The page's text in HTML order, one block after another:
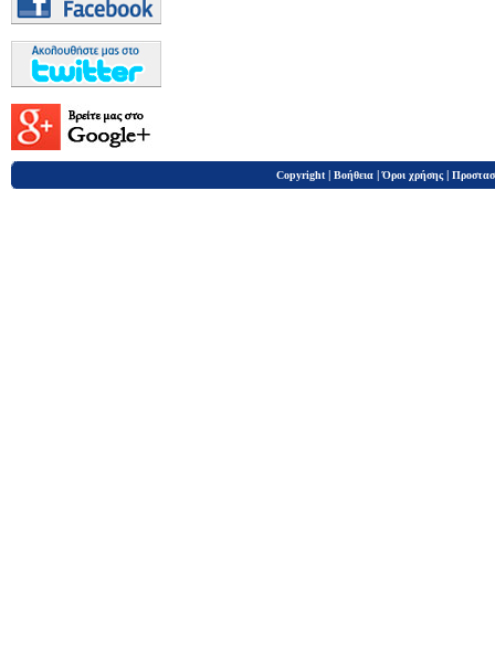
Copyright | Βοήθεια |Όροι χρήσης |